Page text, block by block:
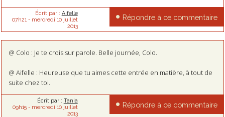
Écrit par : Aifelle
07h21 - mercredi 10 juillet
2013
Répondre à ce commentaire
@ Colo : Je te crois sur parole. Belle journée, Colo.
@ Aifelle : Heureuse que tu aimes cette entrée en matière, à tout de
suite chez toi.
Écrit par : Tania
09h15- mercredi 10 juillet
2013
Répondre à ce commentaire